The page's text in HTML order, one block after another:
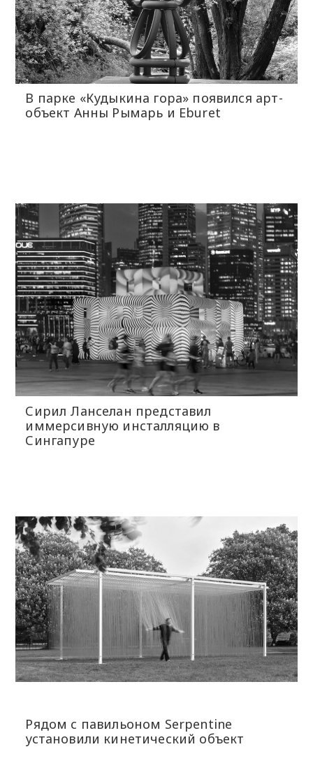
В парке «Кудыкина гора» появился арт-
объект Анны Рымарь и Eburet
Сирил Ланселан представил
иммерсивную инсталляцию в
Сингапуре
Рядом с павильоном Serpentine
установили кинетический объект